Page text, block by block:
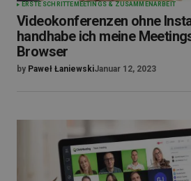
ERSTE SCHRITTE MEETINGS & ZUSAMMENARBEIT
Videokonferenzen ohne
handhabe ich meine
Browser
by Paweł ŁaniewskiJanuar 12, 2023